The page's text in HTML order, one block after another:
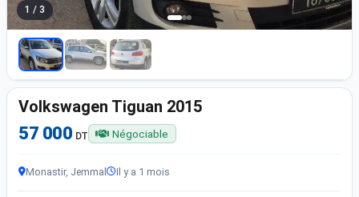
1 / 3
Volkswagen Tiguan 2015
57 000 DT Négociable
Monastir, Jemmal Il y a 1 mois